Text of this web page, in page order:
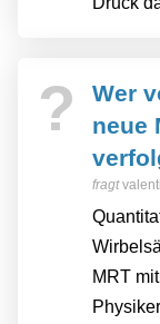
?
Wer
neue
fragt
MRT